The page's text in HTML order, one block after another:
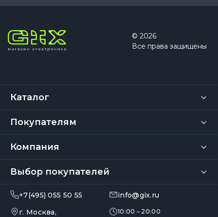
© 2026
Все права защищены
Каталог
Покупателям
Компания
Выбор покупателей
+7(495) 055 50 55
info@gix.ru
г. Москва,
10:00 – 20:00